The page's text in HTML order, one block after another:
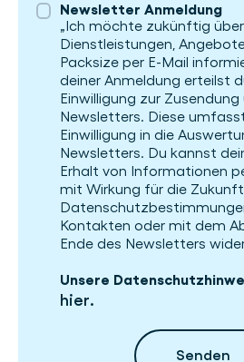
Newsletter Anmeldung
„Ich möchte zukünftig
Dienstleistungen,
Packsize per E-Mail
deiner Anmeldung erteilst
Einwilligung zur Zusendung
Newsletters. Diese
Einwilligung in die
Newsletters. Du kannst
Erhalt von Informationen
mit Wirkung für die
Kontakten oder mit dem
Ende des Newsletters
Unsere
hier.